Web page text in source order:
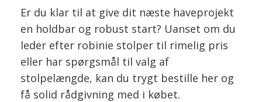
Er du klar til at give dit næste haveprojekt
en holdbar og robust start? Uanset om du
leder efter robinie stolper til rimelig pris
eller har spørgsmål til valg af
stolpelængde, kan du trygt bestille her og
få solid rådgivning med i købet.